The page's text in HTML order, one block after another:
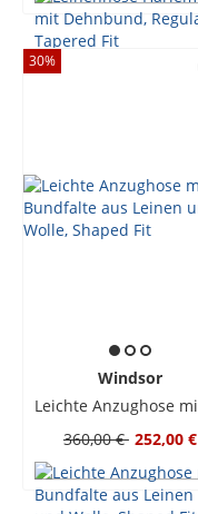
30%
Windsor
360,00 € 252,00 €